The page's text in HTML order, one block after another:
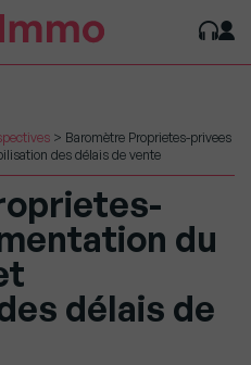
> Baromètre Proprietes-privees
des délais de vente
du
délais de